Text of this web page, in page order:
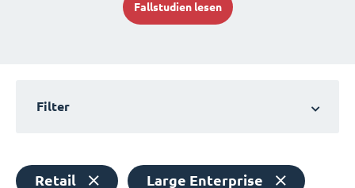
Fallstudien lesen
Filter
Retail Large Enterprise